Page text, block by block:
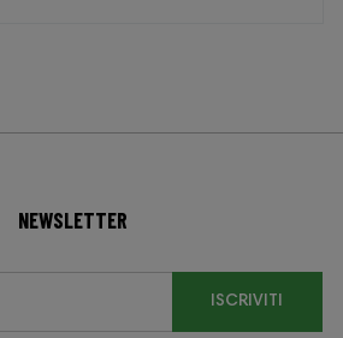
NEWSLETTER
ISCRIVITI